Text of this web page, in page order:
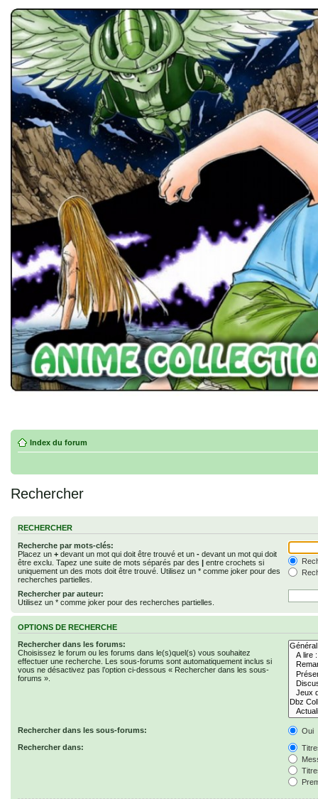
Index du forum
Rechercher
RECHERCHER
Recherche par mots-clés:
Placez un + devant un mot qui doit être trouvé et un - devant un mot qui doit
être exclu. Tapez une suite de mots séparés par des | entre crochets si
uniquement un des mots doit être trouvé. Utilisez un * comme joker pour des
recherches partielles.
Rechercher par auteur:
Utilisez un * comme joker pour des recherches partielles.
OPTIONS DE RECHERCHE
Rechercher dans les forums:
Choisissez le forum ou les forums dans le(s)quel(s) vous souhaitez
effectuer une recherche. Les sous-forums sont automatiquement inclus si
vous ne désactivez pas l’option ci-dessous « Rechercher dans les sous-
forums ».
Rechercher dans les sous-forums:
Oui
Rechercher dans: